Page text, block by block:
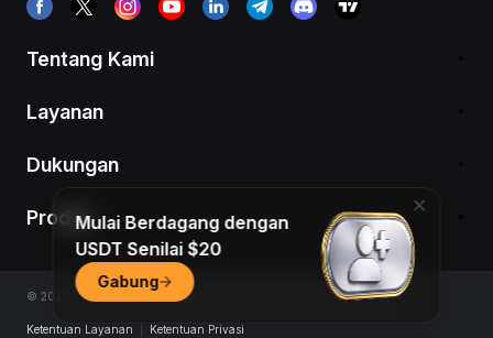
Tentang Kami
Layanan
Dukungan
Produk
© 2018-2026 Bybit.com. Semua hak dilindungi undang-undang.
Ketentuan Layanan Ketentuan Privasi
Mulai Berdagang dengan
USDT Senilai $20
Gabung